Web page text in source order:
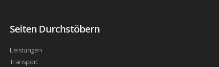
Seiten Durchstöbern
Leistungen
Transport